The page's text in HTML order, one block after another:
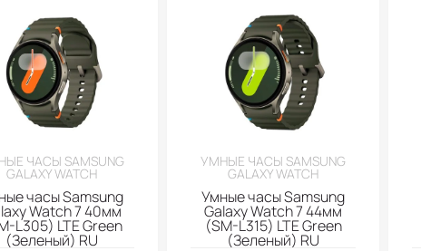
ЧАСЫ SAMSUNG
GALAXY WATCH
часы Samsung
Watch 7 40мм
L305) LTE Green
(Зеленый) RU
УМНЫЕ ЧАСЫ SAMSUNG
GALAXY WATCH
Умные часы Samsung
Galaxy Watch 7 44мм
(SM-L315) LTE Green
(Зеленый) RU